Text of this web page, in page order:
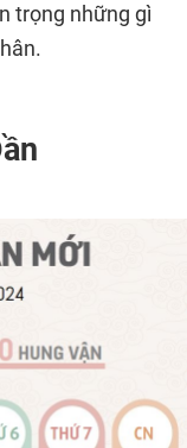
trọng những gì